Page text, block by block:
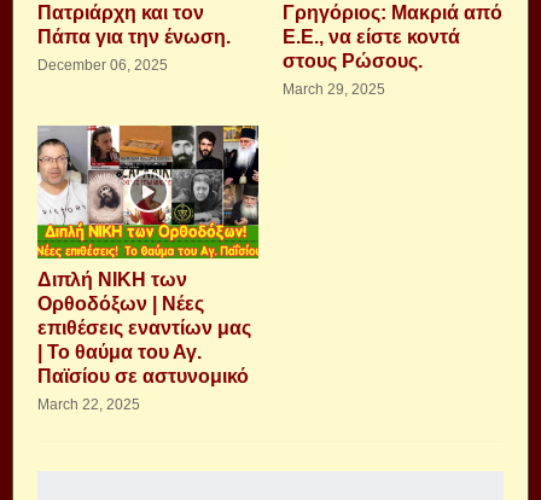
Πατριάρχη και τον
Πάπα για την ένωση.
December 06, 2025
Γρηγόριος: Μακριά από
Ε.Ε., να είστε κοντά
στους Ρώσους.
March 29, 2025
Διπλή ΝΙΚΗ των
Ορθοδόξων | Νέες
επιθέσεις εναντίων μας
| Το θαύμα του Αγ.
Παϊσίου σε αστυνομικό
March 22, 2025